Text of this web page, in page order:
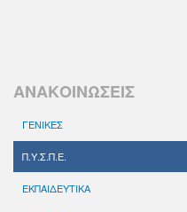
ΑΝΑΚΟΙΝΩΣΕΙΣ
ΓΕΝΙΚΕΣ
Π.Υ.Σ.Π.Ε.
ΕΚΠΑΙΔΕΥΤΙΚΑ